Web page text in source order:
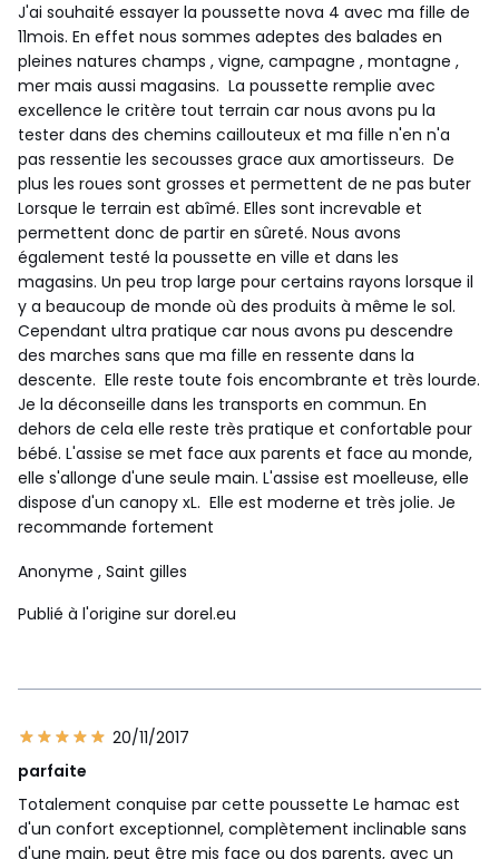
J'ai souhaité essayer la poussette nova 4 avec ma fille de
11mois. En effet nous sommes adeptes des balades en
pleines natures champs , vigne, campagne , montagne ,
mer mais aussi magasins. La poussette remplie avec
excellence le critère tout terrain car nous avons pu la
tester dans des chemins caillouteux et ma fille n'en n'a
pas ressentie les secousses grace aux amortisseurs. De
plus les roues sont grosses et permettent de ne pas buter
Lorsque le terrain est abîmé. Elles sont increvable et
permettent donc de partir en sûreté. Nous avons
également testé la poussette en ville et dans les
magasins. Un peu trop large pour certains rayons lorsque il
y a beaucoup de monde où des produits à même le sol.
Cependant ultra pratique car nous avons pu descendre
des marches sans que ma fille en ressente dans la
descente. Elle reste toute fois encombrante et très lourde.
Je la déconseille dans les transports en commun. En
dehors de cela elle reste très pratique et confortable pour
bébé. L'assise se met face aux parents et face au monde,
elle s'allonge d'une seule main. L'assise est moelleuse, elle
dispose d'un canopy xL. Elle est moderne et très jolie. Je
recommande fortement
Anonyme , Saint gilles
Publié à l'origine sur dorel.eu
20/11/2017
parfaite
Totalement conquise par cette poussette Le hamac est
d'un confort exceptionnel, complètement inclinable sans
d'une main, peut être mis face ou dos parents, avec un